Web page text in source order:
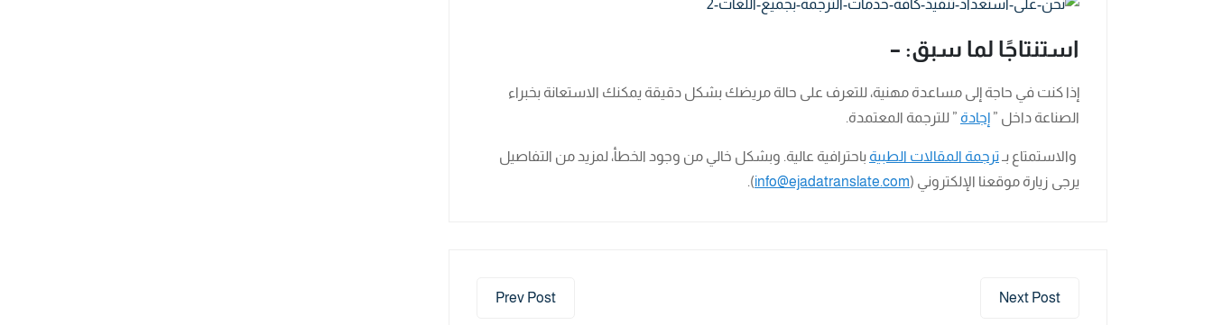
استنتاجًا لما سبق: –
إذا كنت في حاجة إلى مساعدة مهنية، للتعرف على حالة مريضك بشكل دقيقة يمكنك الاستعانة بخبراء
الصناعة داخل ” إجادة ” للترجمة المعتمدة.
والاستمتاع بـ ترجمة المقالات الطبية باحترافية عالية. وبشكل خالي من وجود الخطأ، لمزيد من التفاصيل
يرجى زيارة موقعنا الإلكتروني (info@ejadatranslate.com
).
Prev Post Next Post